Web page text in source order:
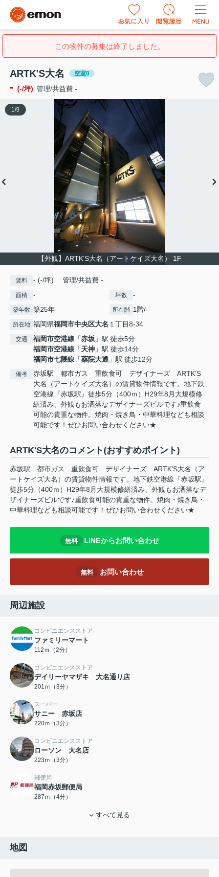
この物件の募集は終了しました。
ARTK'S大名 空室0
- (-/坪) 管理/共益費 -
【外観】ARTK'S大名（アートケイズ大名） 1F
1 /9
賃料 - (-/坪) 管理/共益費 -
面積 - 坪数 -
築年数 築25年 所在階 1階/-
所在地 福岡県福岡市中央区大名 １丁目8-34
交通 福岡市空港線 「赤坂 」駅 徒歩5分
福岡市空港線 「天神 」駅 徒歩14分
福岡市七隈線 「薬院大通 」駅 徒歩12分
備考
赤坂駅 都市ガス 重飲食可 デザイナーズ ARTK'S
大名（アートケイズ大名）の賃貸物件情報です。地下鉄
空港線『赤坂駅』徒歩5分（400ｍ）H29年8月大規模修
繕済み、外観もお洒落なデザイナーズビルです♪重飲食
可能の貴重な物件。焼肉・焼き鳥・中華料理なども相談
可能です！ぜひお問い合わせください★
ARTK'S大名のコメント(おすすめポイント)
赤坂駅 都市ガス 重飲食可 デザイナーズ ARTK'S大名（ア
ートケイズ大名）の賃貸物件情報です。地下鉄空港線『赤坂駅』
徒歩5分（400ｍ）H29年8月大規模修繕済み、外観もお洒落なデ
ザイナーズビルです♪重飲食可能の貴重な物件。焼肉・焼き鳥・
中華料理なども相談可能です！ぜひお問い合わせください★
無料 LINEからお問い合わせ
無料 お問い合わせ
周辺施設
コンビニエンスストア
ファミリーマート
112ｍ（2分）
コンビニエンスストア
デイリーヤマザキ 大名通り店
201ｍ（3分）
スーパー
サニー 赤坂店
220ｍ（3分）
コンビニエンスストア
ローソン 大名店
223ｍ（3分）
郵便局
福岡赤坂郵便局
287ｍ（4分）
すべて見る
地図